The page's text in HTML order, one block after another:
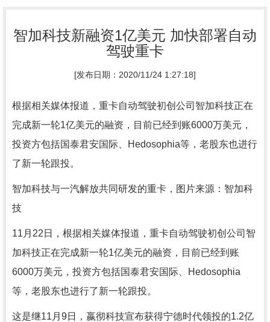
智加科技新融资1亿美元 加快部署自动
驾驶重卡
[发布日期：2020/11/24 1:27:18]
根据相关媒体报道，重卡自动驾驶初创公司智加科技正在
完成新一轮1亿美元的融资，目前已经到账6000万美元，
投资方包括国泰君安国际、Hedosophia等，老股东也进行
了新一轮跟投。
智加科技与一汽解放共同研发的重卡，图片来源：智加科
技
11月22日，根据相关媒体报道，重卡自动驾驶初创公司智
加科技正在完成新一轮1亿美元的融资，目前已经到账
6000万美元，投资方包括国泰君安国际、Hedosophia
等，老股东也进行了新一轮跟投。
这是继11月9日，嬴彻科技宣布获得宁德时代领投的1.2亿